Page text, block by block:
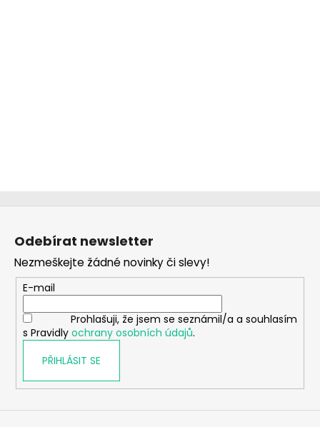
Z
Odebírat newsletter
Nezmeškejte žádné novinky či slevy!
E-mail
Prohlašuji, že jsem se seznámil/a a souhlasím
s Pravidly ochrany osobních údajů.
PŘIHLÁSIT SE